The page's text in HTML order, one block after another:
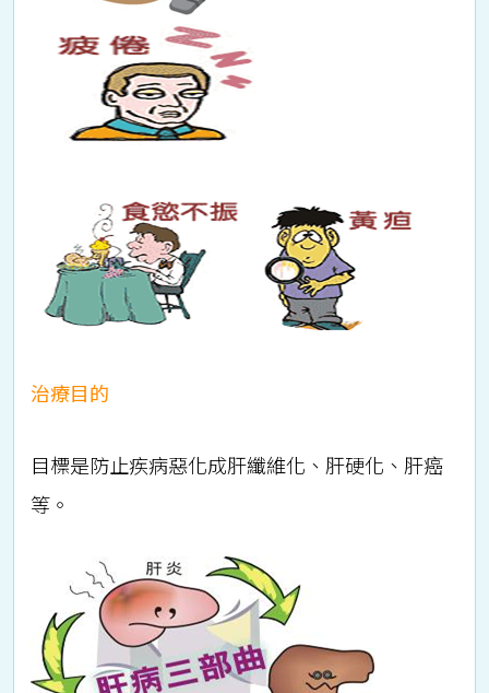
治療目的
目標是防止疾病惡化成肝纖維化、肝硬化、肝癌
等。